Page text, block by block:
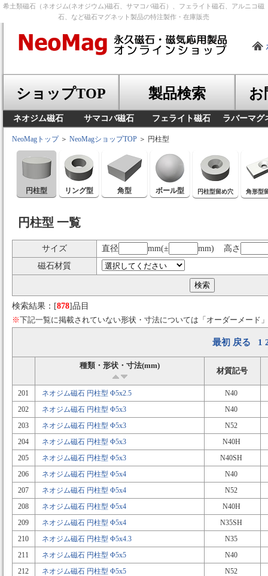
希土類磁石（ネオジム(ネオジウム)磁石、サマコバ磁石）、フェライト磁石、アルニコ磁
石、など磁石マグネット製品の特注製作・在庫販売
ショップTOP 製品検索 お
ネオジム磁石 サマコバ磁石 フェライト磁石 ラバーマグ
NeoMagトップ＞ NeoMagショップTOP ＞ 円柱型
円柱型 リング型 角型 ボール型 円柱型留め穴 角形型
円柱型 一覧
サイズ 直径 mm(±
mm) 高さ
磁石材質
検索結果：[878]品目
※下記一覧に掲載されていない形状・寸法については「オーダーメード
最初 戻る 1
種類・形状・寸法(mm)
材質記号
201 ネオジム磁石 円柱型 Φ5x2.5
N40
202
ネオジム磁石 円柱型 Φ5x3
N40
203
ネオジム磁石 円柱型 Φ5x3
N52
204
ネオジム磁石 円柱型 Φ5x3
N40H
205
ネオジム磁石 円柱型 Φ5x3
N40SH
206
ネオジム磁石 円柱型 Φ5x4
N40
207
ネオジム磁石 円柱型 Φ5x4
N52
208
ネオジム磁石 円柱型 Φ5x4
N40H
209
ネオジム磁石 円柱型 Φ5x4
N35SH
210
ネオジム磁石 円柱型 Φ5x4.3
N35
211
ネオジム磁石 円柱型 Φ5x5
N40
212
ネオジム磁石 円柱型 Φ5x5
N52